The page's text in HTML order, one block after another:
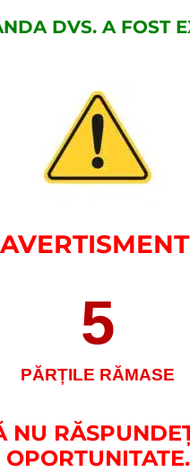
DVS. A FOST
PĂRȚILE RĂMASE
5
NU
OPORTUNITATE.